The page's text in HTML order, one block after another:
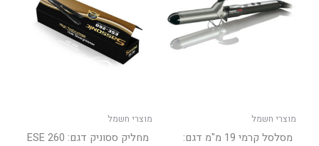
מוצרי חשמל
מסלסל קרמי 19 מ"מ דגם:
מוצרי חשמל
מחליק ססוניק דגם: ESE 260